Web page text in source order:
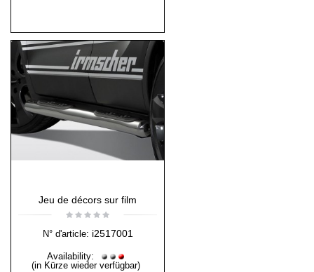
Jeu de décors sur film
N° d'article: i2517001
Availability:
(in Kürze wieder verfügbar)